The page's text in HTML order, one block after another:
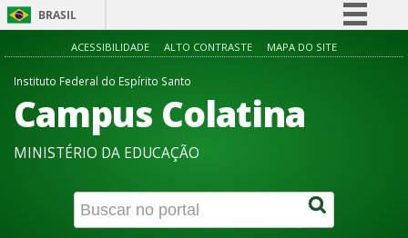
BRASIL
Simplifique!
Acesso à informação
Canais
ACESSIBILIDADE ALTO CONTRASTE MAPA DO SITE
Instituto Federal do Espírito Santo
Campus Colatina
MINISTÉRIO DA EDUCAÇÃO